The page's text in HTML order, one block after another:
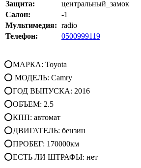
Защита:
центральный_замок
Салон:
-1
Мультимедия: radio
Телефон:
0500999119
⭕МАРКА: Toyota
⭕ МОДЕЛЬ: Camry
⭕ГОД ВЫПУСКА: 2016
⭕ОБЪЕМ: 2.5
⭕КПП: автомат
⭕ДВИГАТЕЛЬ: бензин
⭕ПРОБЕГ: 170000км
⭕ЕСТЬ ЛИ ШТРАФЫ: нет